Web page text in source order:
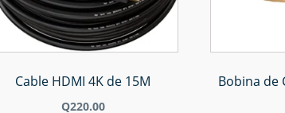
Cable HDMI 4K de 15M
Q220.00
Bobina de